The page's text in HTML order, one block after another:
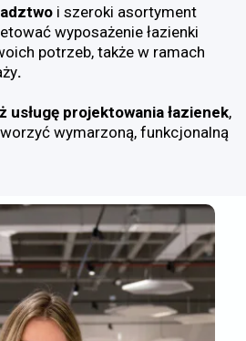
i szeroki asortyment
wyposażenie łazienki
potrzeb, także w ramach
.
usługę projektowania łazienek,
wymarzoną, funkcjonalną